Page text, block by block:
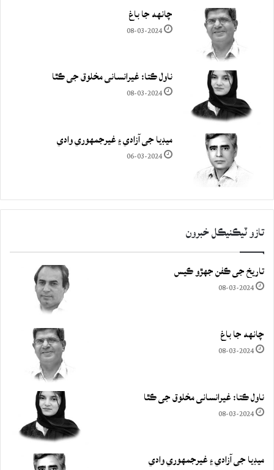
چانهه جا باغ
08-03-2024
ناول ڪتا: غيرانساني مخلوق جي ڪٿا
08-03-2024
ميڊيا جي آزادي ۽ غيرجمھوري وادي
06-03-2024
تازو ٽيڪنيڪل خبرون
تاريخ جي ڪفن جھڙو ڪيس
08-03-2024
چانهه جا باغ
08-03-2024
ناول ڪتا: غيرانساني مخلوق جي ڪٿا
08-03-2024
ميڊيا جي آزادي ۽ غيرجمھوري وادي